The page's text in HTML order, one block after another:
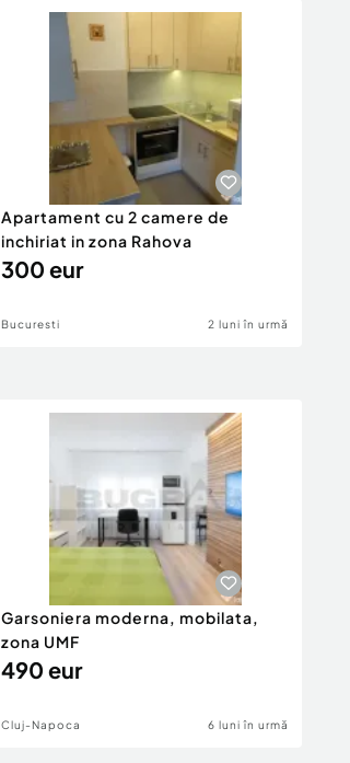
Apartament cu 2 camere de
inchiriat in zona Rahova
300 eur
Bucuresti 2 luni în urmă
Garsoniera moderna, mobilata,
zona UMF
490 eur
Cluj-Napoca 6 luni în urmă